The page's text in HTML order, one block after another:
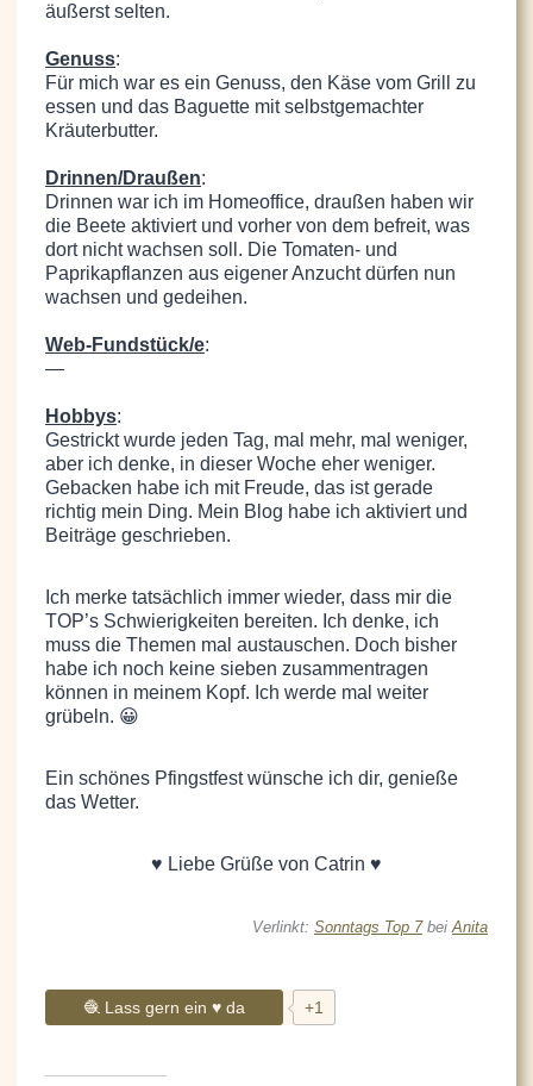
äußerst selten.
Genuss:
Für mich war es ein Genuss, den Käse vom Grill zu
essen und das Baguette mit selbstgemachter
Kräuterbutter.
Drinnen/Draußen:
Drinnen war ich im Homeoffice, draußen haben wir
die Beete aktiviert und vorher von dem befreit, was
dort nicht wachsen soll. Die Tomaten- und
Paprikapflanzen aus eigener Anzucht dürfen nun
wachsen und gedeihen.
Web-Fundstück/e:
—
Hobbys:
Gestrickt wurde jeden Tag, mal mehr, mal weniger,
aber ich denke, in dieser Woche eher weniger.
Gebacken habe ich mit Freude, das ist gerade
richtig mein Ding. Mein Blog habe ich aktiviert und
Beiträge geschrieben.
Ich merke tatsächlich immer wieder, dass mir die
TOP’s Schwierigkeiten bereiten. Ich denke, ich
muss die Themen mal austauschen. Doch bisher
habe ich noch keine sieben zusammentragen
können in meinem Kopf. Ich werde mal weiter
grübeln. 😀
Ein schönes Pfingstfest wünsche ich dir, genieße
das Wetter.
♥ Liebe Grüße von Catrin ♥
Verlinkt: Sonntags Top 7beiAnita
🧶 Lass gern ein ♥ da +1